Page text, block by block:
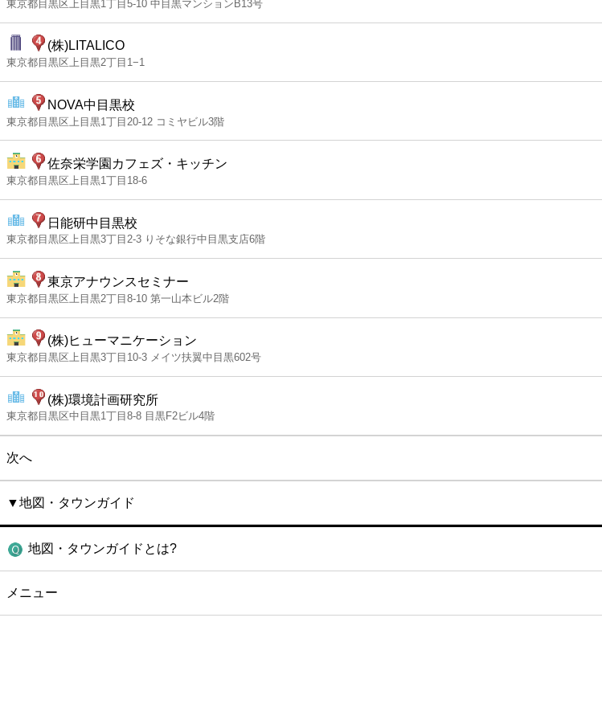
東京都目黒区上目黒1丁目5-10 中目黒マンションB13号
(株)LITALICO
東京都目黒区上目黒2丁目1−1
NOVA中目黒校
東京都目黒区上目黒1丁目20-12 コミヤビル3階
佐奈栄学園カフェズ・キッチン
東京都目黒区上目黒1丁目18-6
日能研中目黒校
東京都目黒区上目黒3丁目2-3 りそな銀行中目黒支店6階
東京アナウンスセミナー
東京都目黒区上目黒2丁目8-10 第一山本ビル2階
(株)ヒューマニケーション
東京都目黒区上目黒3丁目10-3 メイツ扶翼中目黒602号
(株)環境計画研究所
東京都目黒区中目黒1丁目8-8 目黒F2ビル4階
次へ
▼地図・タウンガイド
地図・タウンガイドとは?
メニュー